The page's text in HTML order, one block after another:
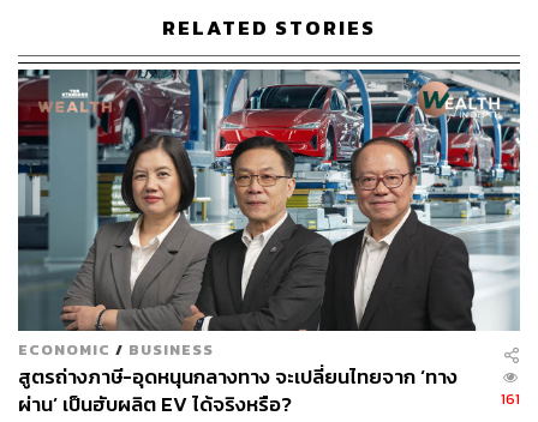
สิ้นสุดในวันนี้ (13 กุมภาพันธ์)
พิสูจน์อักษร: ภาวิกา ขันติศรีสกุล
อ้างอิง:
https://www.scmp.com/news/china/society/article/305
0354/coronavirus-hubei-province-reports-sharp-spik
e-new-confirmed
http://www.xinhuanet.com/english/2020-02/13/c_138
779875.htm
TAGS: โรคระบาด เชื้อไวรัสโคโรนา
RELATED STORIES
ECONOMIC / BUSINESS
สูตรถ่างภาษี-อุดหนุนกลางทาง จะเปลี่ยนไทยจาก ‘ทาง
ผ่าน’ เป็นฮับผลิต EV ได้จริงหรือ?
161